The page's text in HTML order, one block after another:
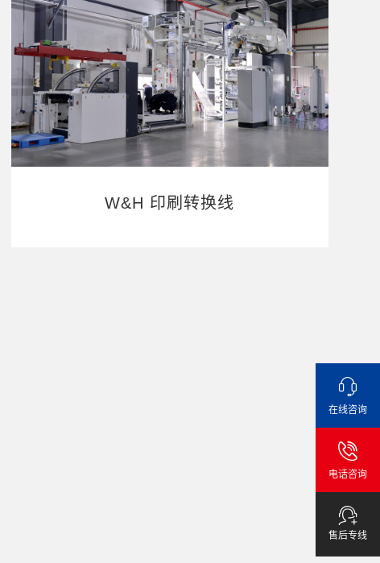
W&H 印刷转换线
在线咨询
电话咨询
售后专线